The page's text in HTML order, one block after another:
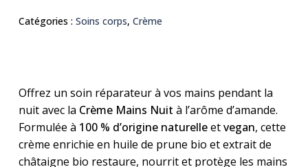
Catégories : Soins corps, Crème
Offrez un soin réparateur à vos mains pendant la
nuit avec la Crème Mains Nuit à l’arôme d’amande.
Formulée à 100 % d’origine naturelleetvegan, cette
crème enrichie en huile de prune bio et extrait de
châtaigne bio restaure, nourrit et protège les mains